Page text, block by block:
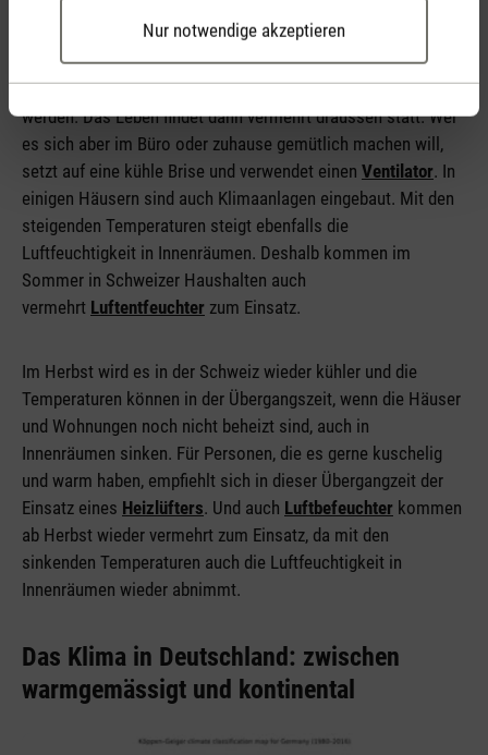
Nur notwendige akzeptieren
Die Schweizer Sommer können mit Temperaturen zwischen
18 °C und 28 °C (manchmal auch über 30 ° C) warm bis heiss
werden. Das Leben findet dann vermehrt draussen statt. Wer
es sich aber im Büro oder zuhause gemütlich machen will,
setzt auf eine kühle Brise und verwendet einen Ventilator. In
einigen Häusern sind auch Klimaanlagen eingebaut. Mit den
steigenden Temperaturen steigt ebenfalls die
Luftfeuchtigkeit in Innenräumen. Deshalb kommen im
Sommer in Schweizer Haushalten auch
vermehrt Luftentfeuchter zum Einsatz.
Im Herbst wird es in der Schweiz wieder kühler und die
Temperaturen können in der Übergangszeit, wenn die Häuser
und Wohnungen noch nicht beheizt sind, auch in
Innenräumen sinken. Für Personen, die es gerne kuschelig
und warm haben, empfiehlt sich in dieser Übergangzeit der
Einsatz eines Heizlüfters. Und auch Luftbefeuchter kommen
ab Herbst wieder vermehrt zum Einsatz, da mit den
sinkenden Temperaturen auch die Luftfeuchtigkeit in
Innenräumen wieder abnimmt.
Das Klima in Deutschland: zwischen
warmgemässigt und kontinental